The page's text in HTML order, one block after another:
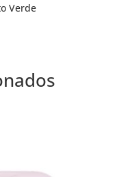
Verde